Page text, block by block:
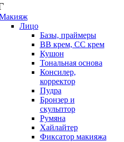
Лицо
Базы, праймеры
BB крем, CC крем
Кушон
Тональная основа
Консилер,
корректор
Пудра
Бронзер и
скульптор
Румяна
Хайлайтер
Фиксатор макияжа